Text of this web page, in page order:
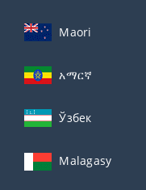
Maori
አማርኛ
Ўзбек
Malagasy